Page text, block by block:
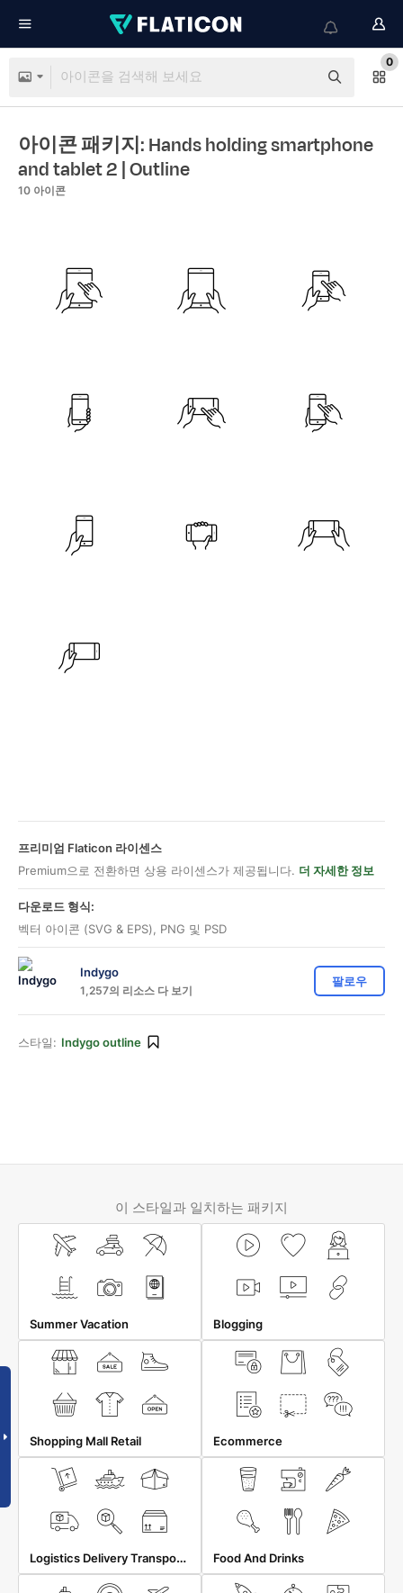
0
아이콘 패키지: Hands holding smartphone
and tablet 2 | Outline
10 아이콘
프리미엄 Flaticon 라이센스
Premium으로 전환하면 상용 라이센스가 제공됩니다. 더 자세한 정보
다운로드 형식:
벡터 아이콘 (SVG & EPS), PNG 및 PSD
Indygo
1,257의 리소스 다 보기
팔로우
스타일: Indygo outline
이 스타일과 일치하는 패키지
Summer Vacation Blogging
Shopping Mall Retail Ecommerce
Logistics Delivery Transportation Food And Drinks